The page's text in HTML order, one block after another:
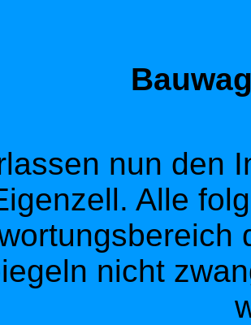
nun den
Alle
nicht